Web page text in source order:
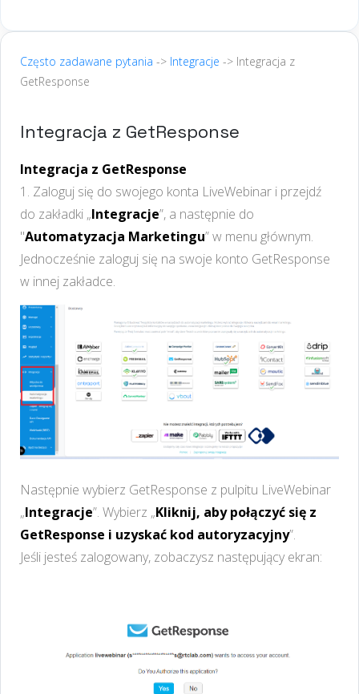
Często zadawane pytania -> Integracje -> Integracja z
GetResponse
Integracja z GetResponse
Integracja z GetResponse
1. Zaloguj się do swojego konta LiveWebinar i przejdź
do zakładki „Integracje”, a następnie do
"Automatyzacja Marketingu” w menu głównym.
Jednocześnie zaloguj się na swoje konto GetResponse
w innej zakładce.
Następnie wybierz GetResponse z pulpitu LiveWebinar
„Integracje”. Wybierz „Kliknij, aby połączyć się z
GetResponse i uzyskać kod autoryzacyjny”.
Jeśli jesteś zalogowany, zobaczysz następujący ekran: